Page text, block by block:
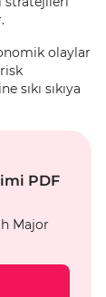
olaylar
sıkıya
PDF
Major